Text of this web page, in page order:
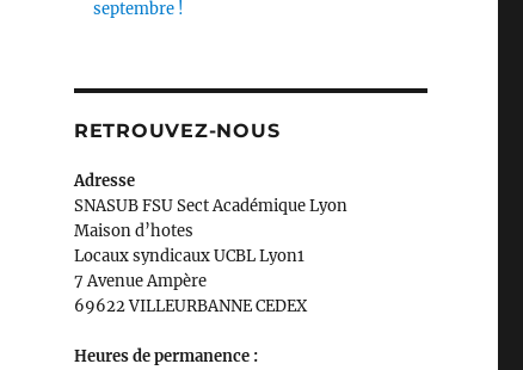
septembre !
RETROUVEZ-NOUS
Adresse
SNASUB FSU Sect Académique Lyon
Maisond’hotes
Locaux syndicaux UCBL Lyon1
7 Avenue Ampère
69622 VILLEURBANNE CEDEX
Heures de permanence :